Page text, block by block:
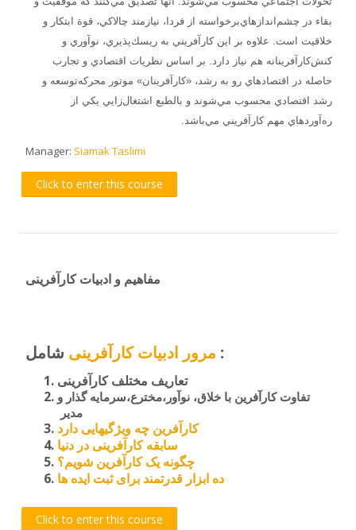
بقاء در چشم‌اندازهاي‌برخواسته‌ از فردا، نيازمند چالاكي‌، قوة‌ ابتكار و
خلاقيت‌ است‌. علاوه‌ بر اين‌ كارآفريني‌ به‌ ريسك‌پذيري‌، نوآوري‌ و
كنش‌كارآفرينانه‌ هم‌ نياز دارد. بر اساس‌ نظريات‌ اقتصادي‌ و تجارب‌
حاصله‌ در اقتصادهاي‌ رو به‌ رشد، «كارآفرينان‌» موتور محركه‌توسعه‌ و
رشد اقتصادي‌ محسوب‌ مي‌شوند و بالطبع‌ اشتغال‌زايي‌ يكي‌ از
ره‌آوردهاي‌ مهم‌ كارآفريني‌ مي‌باشد.
Manager: Siamak Taslimi
Click to enter this course
مفاهیم و ادبیات کارآفرینی
مرور ادبیات کارآفرینی شامل :
تعاریف مختلف کارآفرینی
تفاوت کارآفرین با خلاق، نوآور،مخترع،سرمایه گذار و
مدیر
کارآفرین چه ویژگیهایی دارد
سابقه کارآفرینی در دنیا
چگونه یک کارآفرین شویم؟
ده ابزار قدرتمند برای ثبت ایده ها
Click to enter this course